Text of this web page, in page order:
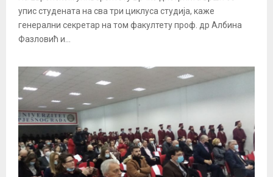
упис студената на сва три циклуса студија, каже
генерални секретар на том факултету проф. др Албина
Фазловић и...